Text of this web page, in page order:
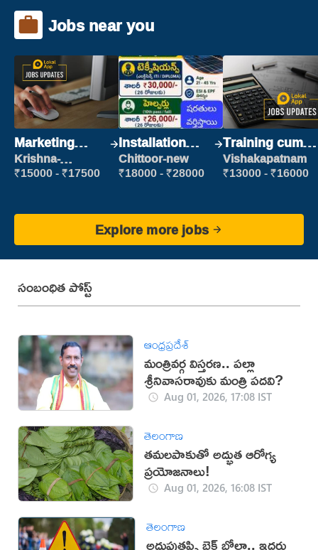
Jobs near you
Marketing
Executive
Krishna-
vijayawada
₹15000 - ₹17500
Installation
Engineer/
Helper
Chittoor-new
₹18000 - ₹28000
Training cum
Placement
Vishakapatnam
₹13000 - ₹16000
Explore more jobs
సంబంధిత పోస్ట్
ఆంధ్రప్రదేశ్
మంత్రివర్గ విస్తరణ.. పల్లా
శ్రీనివాసరావుకు మంత్రి పదవి?
Aug 01, 2026, 17:08 IST
తెలంగాణ
తమలపాకుతో అద్భుత ఆరోగ్య
ప్రయోజనాలు!
Aug 01, 2026, 16:08 IST
తెలంగాణ